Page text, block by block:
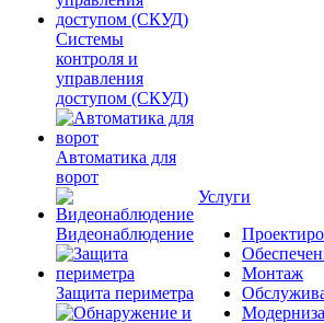
Системы
контроля и
управления
доступом (СКУД)
Автоматика для
ворот
Видеонаблюдение
Защита периметра
Услуги
Монтаж